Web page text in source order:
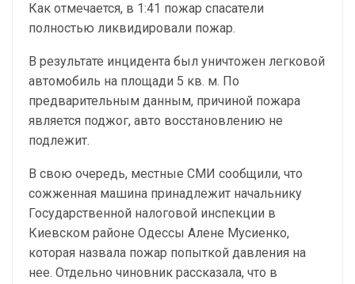
Как отмечается, в 1:41 пожар спасатели
полностью ликвидировали пожар.
В результате инцидента был уничтожен легковой
автомобиль на площади 5 кв. м. По
предварительным данным, причиной пожара
является поджог, авто восстановлению не
подлежит.
В свою очередь, местные СМИ сообщили, что
сожженная машина принадлежит начальнику
Государственной налоговой инспекции в
Киевском районе Одессы Алене Мусиенко,
которая назвала пожар попыткой давления на
нее. Отдельно чиновник рассказала, что в